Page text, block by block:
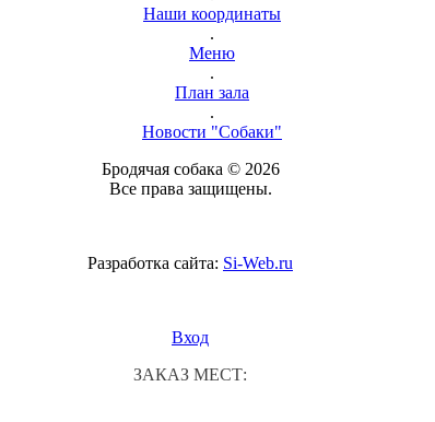
Наши координаты
.
Меню
.
План зала
.
Новости "Собаки"
Бродячая собака © 2026
Все права защищены.
Разработка сайта: Si-Web.ru
Вход
ЗАКАЗ МЕСТ: